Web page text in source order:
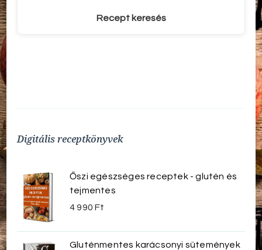
Recept keresés
Digitális receptkönyvek
Őszi egészséges receptek - glutén és
tejmentes
4 990Ft
Gluténmentes karácsonyi sütemények